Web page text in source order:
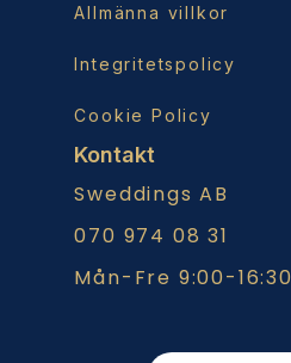
Allmänna villkor
Integritetspolicy
Cookie Policy
Kontakt
Sweddings AB
070 974 08 31
Mån-Fre 9:00-16:30